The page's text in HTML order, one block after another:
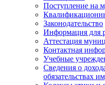
Поступление на
Законодательство
Информация для
Аттестация
Контактная
Учебные
Сведения о
обязательствах